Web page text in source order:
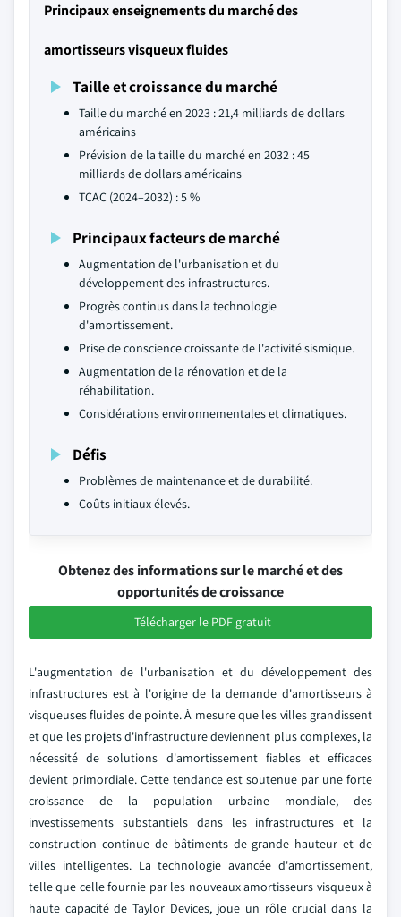
Principaux enseignements du marché des
amortisseurs visqueux fluides
Taille et croissance du marché
Taille du marché en 2023 : 21,4 milliards de dollars
américains
Prévision de la taille du marché en 2032 : 45
milliards de dollars américains
TCAC (2024–2032) : 5 %
Principaux facteurs de marché
Augmentation de l'urbanisation et du
développement des infrastructures.
Progrès continus dans la technologie
d'amortissement.
Prise de conscience croissante de l'activité sismique.
Augmentation de la rénovation et de la
réhabilitation.
Considérations environnementales et climatiques.
Défis
Problèmes de maintenance et de durabilité.
Coûts initiaux élevés.
Obtenez des informations sur le marché et des
opportunités de croissance
Télécharger le PDF gratuit
L'augmentation de l'urbanisation et du développement des
infrastructures est à l'origine de la demande d'amortisseurs à
visqueuses fluides de pointe. À mesure que les villes grandissent
et que les projets d'infrastructure deviennent plus complexes, la
nécessité de solutions d'amortissement fiables et efficaces
devient primordiale. Cette tendance est soutenue par une forte
croissance de la population urbaine mondiale, des
investissements substantiels dans les infrastructures et la
construction continue de bâtiments de grande hauteur et de
villes intelligentes. La technologie avancée d'amortissement,
telle que celle fournie par les nouveaux amortisseurs visqueux à
haute capacité de Taylor Devices, joue un rôle crucial dans la